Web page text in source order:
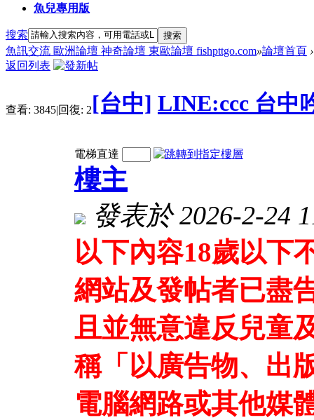
魚兒專用版
搜索 搜索
魚訊交流 歐洲論壇 神奇論壇 東歐論壇 fishpttgo.com»論壇首頁 ›
返回列表
查看: 3845|回復: 2[台中] LINE:ccc 台中
電梯直達
樓主
發表於 2026-2-24
以下內容18歲以下
網站及發帖者已盡
且並無意違反兒童
稱「以廣告物、出
電腦網路或其他媒